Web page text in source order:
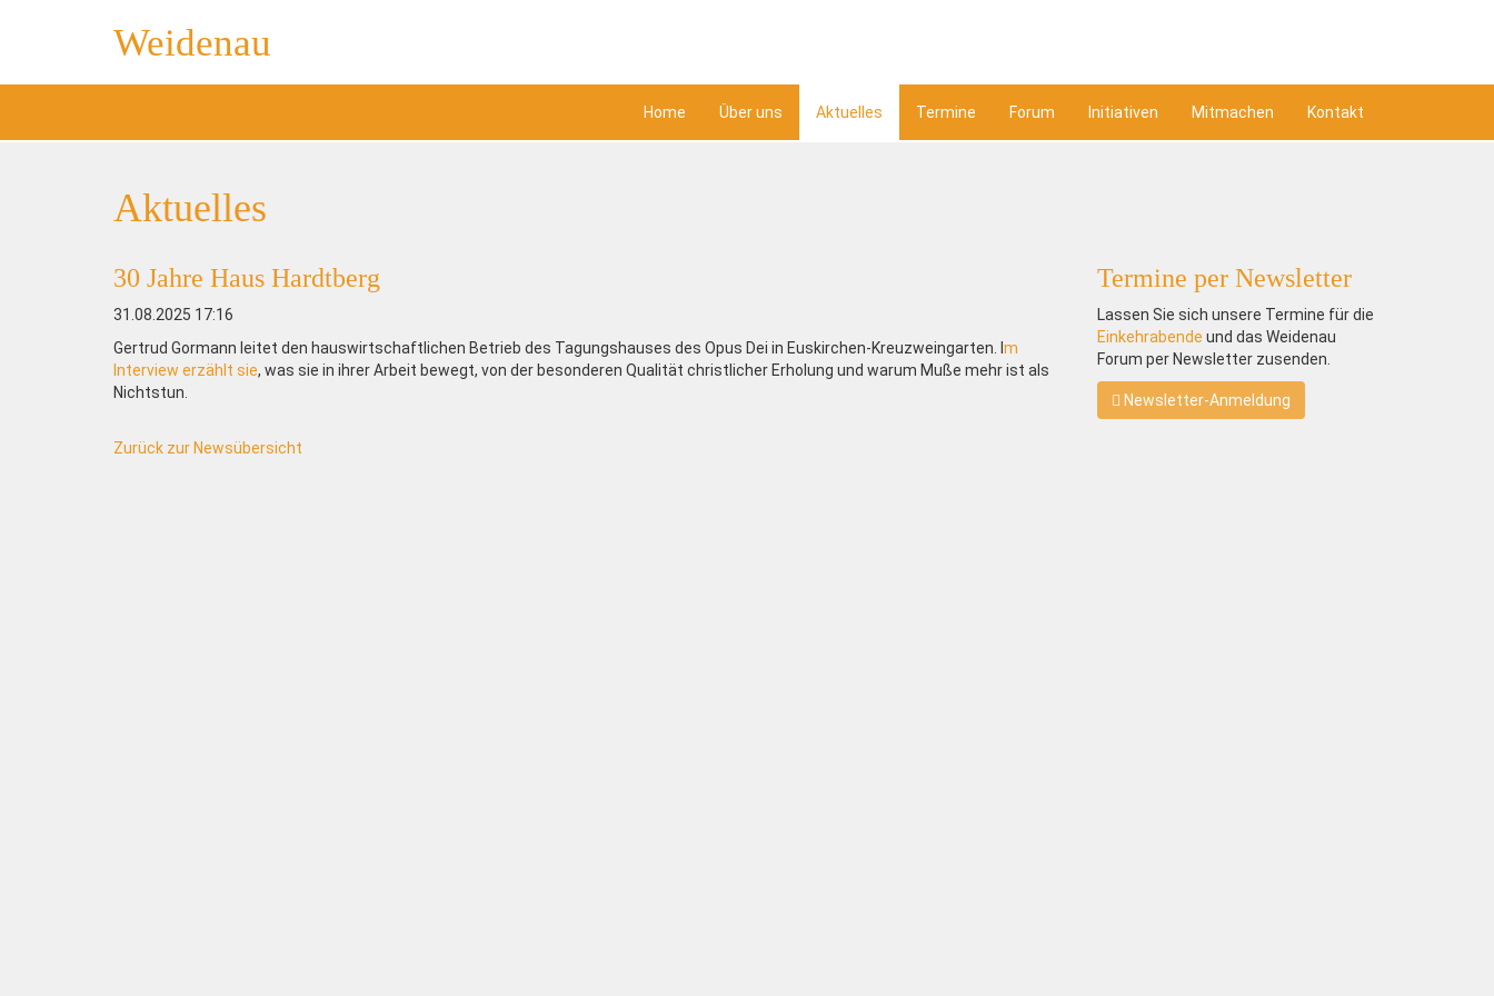
Weidenau
Home Über uns Aktuelles Termine Forum Initiativen Mitmachen Kontakt
Aktuelles
30 Jahre Haus Hardtberg
31.08.2025 17:16
Gertrud Gormann leitet den hauswirtschaftlichen Betrieb des Tagungshauses des Opus Dei in Euskirchen-Kreuzweingarten. I m
Interview erzählt sie, was sie in ihrer Arbeit bewegt, von der besonderen Qualität christlicher Erholung und warum Muße mehr ist als
Nichtstun.
Zurück zur Newsübersicht
Termine per Newsletter
Lassen Sie sich unsere Termine für die
Einkehrabende und das Weidenau
Forum per Newsletter zusenden.
Newsletter-Anmeldung